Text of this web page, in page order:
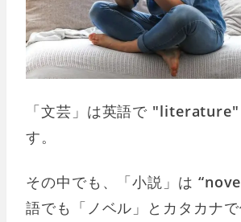
「文芸」は英語で "literature"
す。
その中でも、「小説」は
語でも「ノベル」とカタカナ